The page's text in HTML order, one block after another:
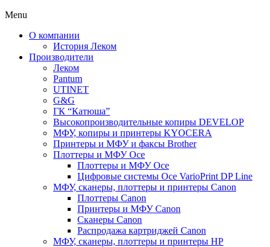
Menu
О компании
История Леком
Производители
Леком
Pantum
UTINET
G&G
ГК “Катюша”
Высокопроизводительные копиры DEVELOP
МФУ, копиры и принтеры KYOCERA
Принтеры и МФУ и факсы Brother
Плоттеры и МФУ Oce
Плоттеры и МФУ Oce
Цифровые системы Oce VarioPrint DP Line
МФУ, сканеры, плоттеры и принтеры Canon
Плоттеры Canon
Принтеры и МФУ Canon
Сканеры Canon
Распродажа картриджей Canon
МФУ, сканеры, плоттеры и принтеры HP